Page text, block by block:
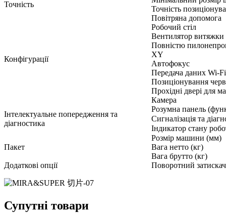
Точність
Точність
Конфігурації
Повітряна допомога
Робочий стіл
Вентилятор
Повністю
XY
Автофокус
Передача даних Wi-Fi
Позиціонування
Прохідні двері для
Камера
Інтелектуальне попередження та
діагностика
Розумна панель
Сигналізація та
Індикатор стану
Пакет
Розмір машини (мм)
Вага нетто (кг)
Вага брутто (кг)
Додаткові опції
Поворотний
Супутні товари